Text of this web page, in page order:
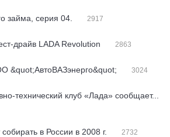
займа, серия 04. 2917
драйв LADA Revolution 2863
&quot;АвтоВАЗэнерго&quot; 3024
технический клуб «Лада» сообщает...
в России в 2008 г. 2732